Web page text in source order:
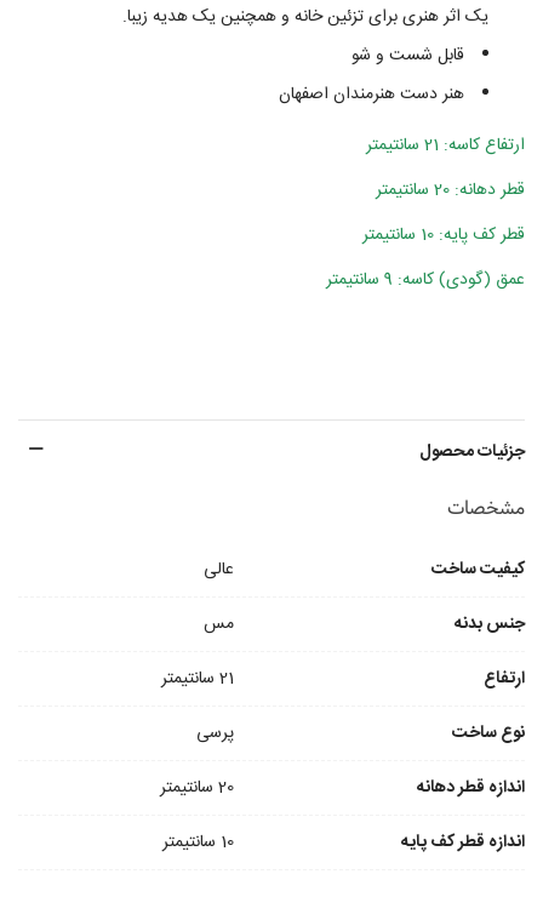
یک اثر هنری برای تزئین خانه و همچنین یک هدیه زیبا.
قابل شست و شو
هنر دست هنرمندان اصفهان
ارتفاع کاسه: 21 سانتیمتر
قطر دهانه: 20 سانتیمتر
قطر کف پایه: 10 سانتیمتر
عمق (گودی) کاسه: 9 سانتیمتر
جزئیات محصول
مشخصات
کیفیت ساخت
عالی
جنس بدنه
مس
ارتفاع
21 سانتیمتر
نوع ساخت
پرسی
اندازه قطر دهانه
20 سانتیمتر
اندازه قطر کف پایه
10 سانتیمتر